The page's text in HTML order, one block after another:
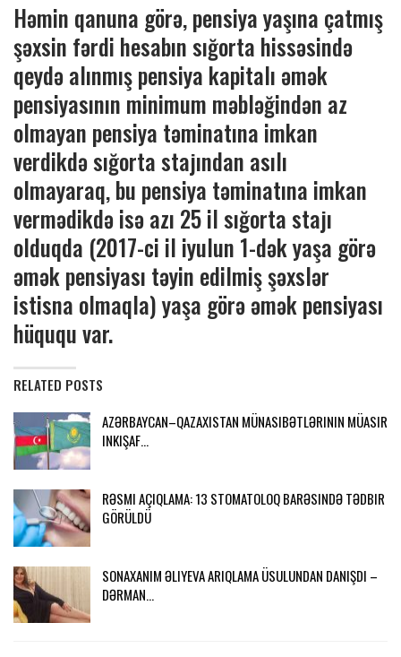
Həmin qanuna görə, pensiya yaşına çatmış
şəxsin fərdi hesabın sığorta hissəsində
qeydə alınmış pensiya kapitalı əmək
pensiyasının minimum məbləğindən az
olmayan pensiya təminatına imkan
verdikdə sığorta stajından asılı
olmayaraq, bu pensiya təminatına imkan
vermədikdə isə azı 25 il sığorta stajı
olduqda (2017-ci il iyulun 1-dək yaşa görə
əmək pensiyası təyin edilmiş şəxslər
istisna olmaqla) yaşa görə əmək pensiyası
hüququ var.
RELATED POSTS
AZƏRBAYCAN–QAZAXISTAN MÜNASIBƏTLƏRININ MÜASIR
INKIŞAF…
RƏSMI AÇIQLAMA: 13 STOMATOLOQ BARƏSINDƏ TƏDBIR
GÖRÜLDÜ
SONAXANIM ƏLIYEVA ARIQLAMA ÜSULUNDAN DANIŞDI –
DƏRMAN…